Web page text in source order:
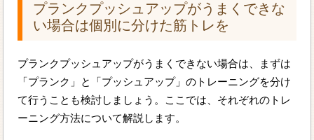
プランクプッシュアップがうまくできな
い場合は個別に分けた筋トレを
プランクプッシュアップがうまくできない場合は、まずは
「プランク」と「プッシュアップ」のトレーニングを分け
て行うことも検討しましょう。ここでは、それぞれのトレ
ーニング方法について解説します。